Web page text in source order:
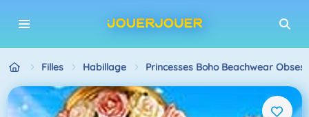
Filles Habillage Princesses Boho Beachwear